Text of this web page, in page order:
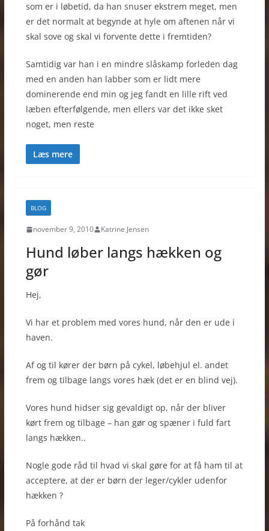
som er i løbetid, da han snuser ekstrem meget, men
er det normalt at begynde at hyle om aftenen når vi
skal sove og skal vi forvente dette i fremtiden?
Samtidig var han i en mindre slåskamp forleden dag
med en anden han labber som er lidt mere
dominerende end min og jeg fandt en lille rift ved
læben efterfølgende, men ellers var det ikke sket
noget, men reste
Læs mere
BLOG
november 9, 2010 Katrine Jensen
Hund løber langs hækken og
gør
Hej,
Vi har et problem med vores hund, når den er ude i
haven.
Af og til kører der børn på cykel, løbehjul el. andet
frem og tilbage langs vores hæk (det er en blind vej).
Vores hund hidser sig gevaldigt op, når der bliver
kørt frem og tilbage – han gør og spæner i fuld fart
langs hækken..
Nogle gode råd til hvad vi skal gøre for at få ham til at
acceptere, at der er børn der leger/cykler udenfor
hækken ?
På forhånd tak